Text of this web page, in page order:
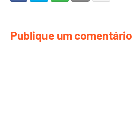
Publique um comentário